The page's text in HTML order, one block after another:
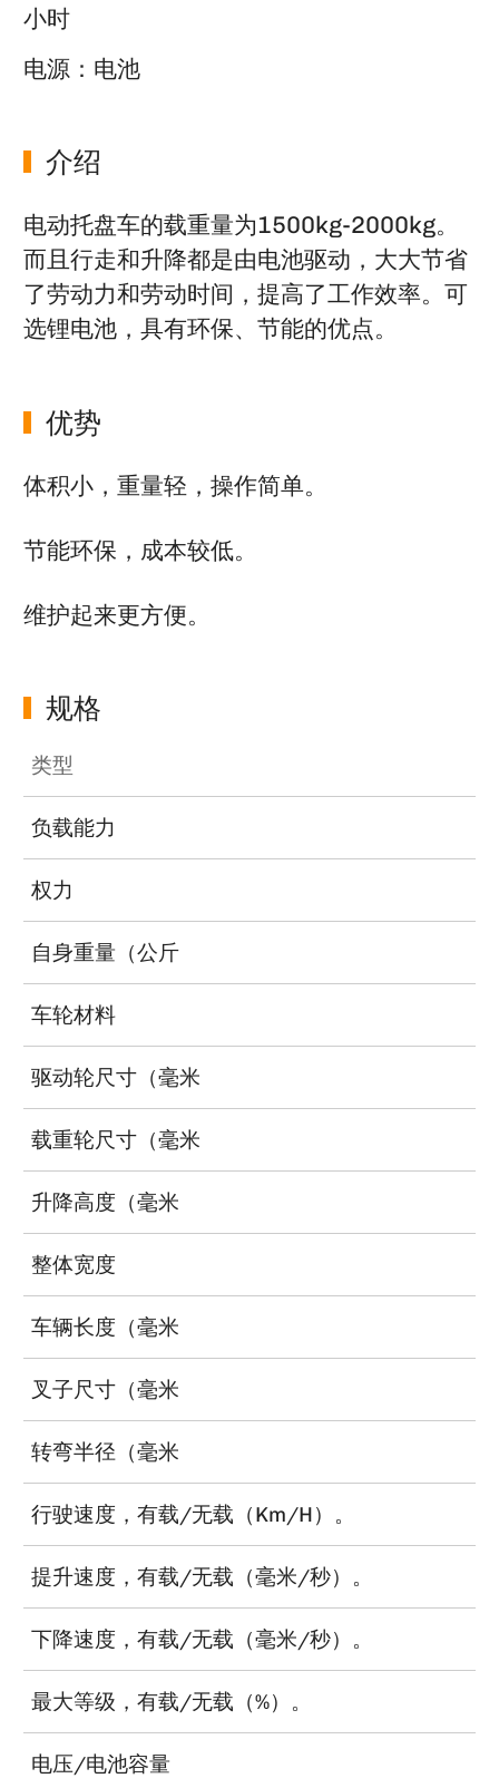
小时
电源：电池
介绍
电动托盘车的载重量为1500kg-2000kg。
而且行走和升降都是由电池驱动，大大节省
了劳动力和劳动时间，提高了工作效率。可
选锂电池，具有环保、节能的优点。
优势
体积小，重量轻，操作简单。
节能环保，成本较低。
维护起来更方便。
规格
类型
负载能力
权力
自身重量（公斤
车轮材料
驱动轮尺寸（毫米
载重轮尺寸（毫米
升降高度（毫米
整体宽度
车辆长度（毫米
叉子尺寸（毫米
转弯半径（毫米
行驶速度，有载/无载（Km/H）。
提升速度，有载/无载（毫米/秒）。
下降速度，有载/无载（毫米/秒）。
最大等级，有载/无载（%）。
电压/电池容量